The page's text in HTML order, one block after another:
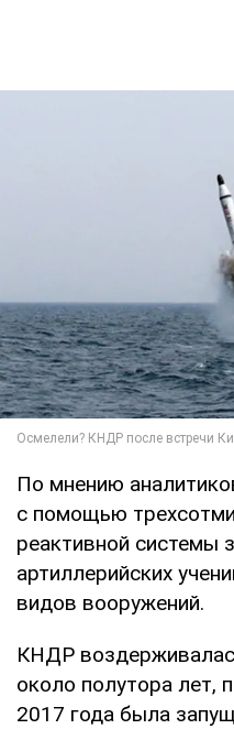
По мнению
с помощью
реактивной системы
артиллерийских
видов вооружений.
КНДР
около полутора лет,
2017 года была